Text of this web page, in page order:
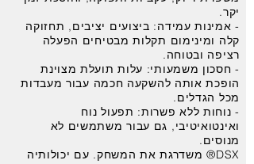
יקר.
- אמינות עמידה: ביצועים יציבים, תחזוקה
קלה ומינימום תקלות מבטיחים הפעלה
רציפה ובטוחה.
- חסכון משמעותי: עלות תועלת מצוינת
הופכת אותה להשקעה חכמה עבור מעבדות
מכל הגדלים.
- נוחות ללא פשרות: תפעול נוח
ואינטואיטיבי, גם עבור משתמשים לא
מנוסים.
DSX® משדרגת את המשחק. עם יכולותיה